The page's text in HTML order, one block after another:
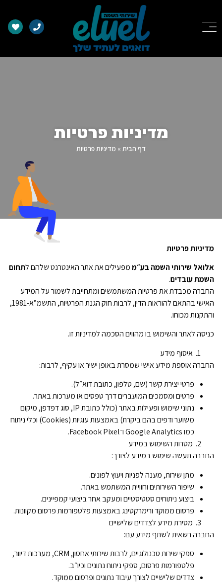
מדיניות פרטיות
דף הבית » מדיניות פרטיות
מדיניות פרטיות
אלואל שירותי השמה בע״ממפעילים את אתר האינטרנט שלהם לתחום
השמת עובדים.
החברה מכבדת את פרטיות המשתמשים ומתחייבת לשמור על המידע
האישי בהתאם להוראות הדין, לרבות חוק הגנת הפרטיות, התשמ”א-1981,
והתקנות מכוחו.
כניסה לאתר והשימוש בו מהווים הסכמה למדיניות זו.
איסוף מידע
החברה אוספת מידע אישי שמסרת באופן ישיר או עקיף, לרבות:
פרטי יצירת קשר (שם, טלפון, כתובת דוא״ל).
פרטים ומסמכים המועברים דרך טפסים או מערכות באתר.
נתוני שימוש ופעילות באתר (כולל כתובת IP, סוג דפדפן, מיקום
משוער ודפים בהם ביקרת) באמצעות עוגיות (Cookies) וכלי ניתוח
כמו Google Analytics ו־Facebook Pixel.
מטרות השימוש במידע
החברה תעשה שימוש במידע לצורך:
מתן שירות, מענה לפניות ויעוץ לפונים.
שיפור השירותים וחוויית המשתמש באתר.
ביצוע ניתוחים סטטיסטיים ומעקב אחר ביצועי קמפיינים.
פרסום ממוקד ורימרקטינג באמצעות פלטפורמות פרסום מקוונות.
מסירת מידע לצדדים שלישיים
החברה רשאית לשתף מידע עם:
ספקי שירות טכנולוגיים, לרבות שירותי אחסון, CRM, מערכות דיוור,
פלטפורמות פרסום, ספקי ניתוח נתונים וכיו״ב.
צדדים שלישיים לצורך עיבוד נתונים ופרסום ממוקד.